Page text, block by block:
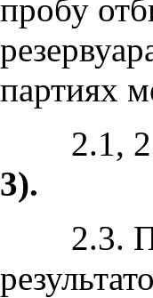
пробу
партиях
2.1,
3).
2.3. При